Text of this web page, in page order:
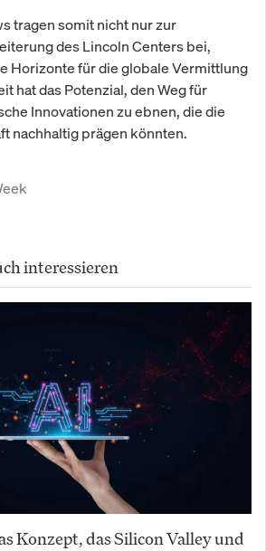
tragen somit nicht nur zur
des Lincoln Centers bei,
Horizonte für die globale Vermittlung
hat das Potenzial, den Weg für
Innovationen zu ebnen, die die
nachhaltig prägen könnten.
interessieren
Konzept, das Silicon Valley und